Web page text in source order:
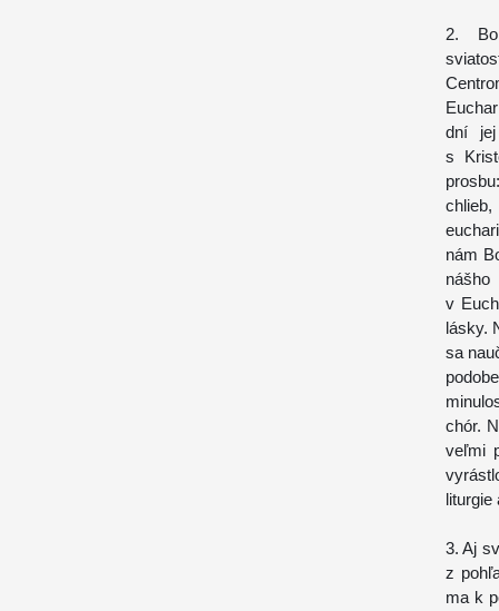
2.
dní jej
s
nám
v
lásky.
sa
chór.
veľmi
liturgie
3. Aj
z
ma k